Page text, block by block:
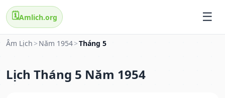
🗓️Amlich.org
Âm Lịch > Năm 1954>Tháng 5
Lịch Tháng 5 Năm 1954